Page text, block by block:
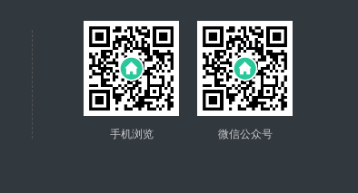
微信公众号
手机浏览